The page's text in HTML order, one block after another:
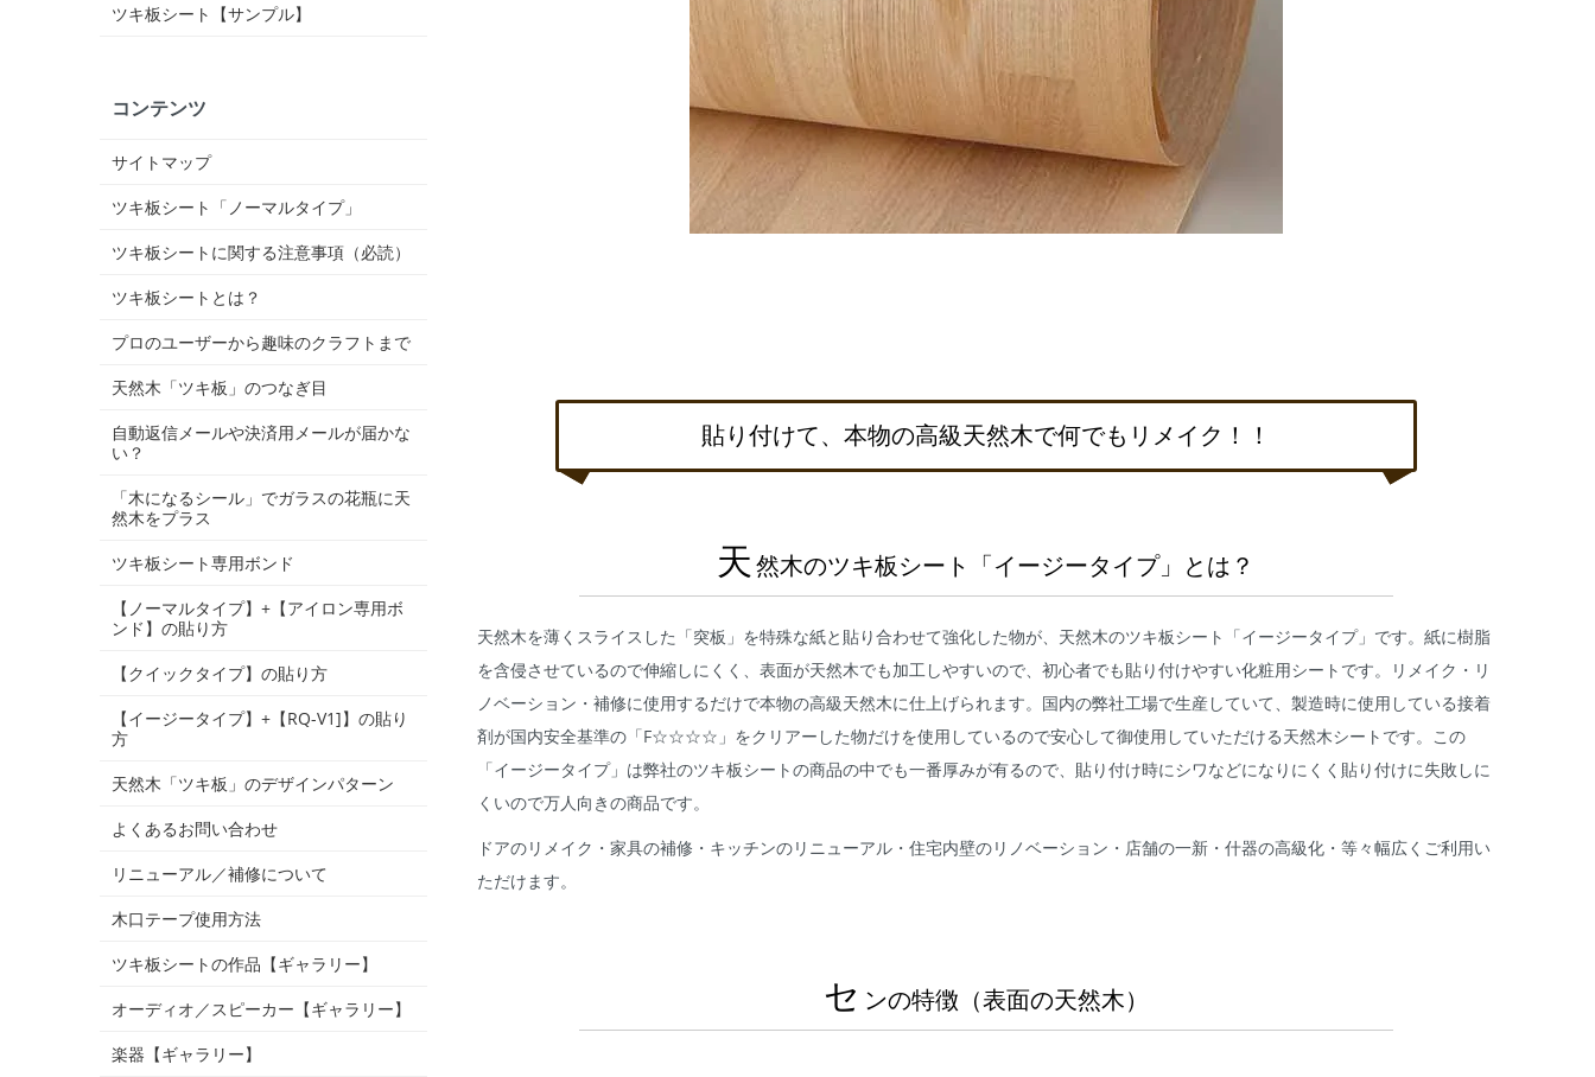
貼り付けて、本物の高級天然木で何でもリメイク！！
天 然木のツキ板シート「イージータイプ」とは？
天然木を薄くスライスした「突板」を特殊な紙と貼り合わせて強化した物が、天然木のツキ板シート「イージータイプ」です。紙に樹脂
を含侵させているので伸縮しにくく、表面が天然木でも加工しやすいので、初心者でも貼り付けやすい化粧用シートです。リメイク・リ
ノベーション・補修に使用するだけで本物の高級天然木に仕上げられます。国内の弊社工場で生産していて、製造時に使用している接着
剤が国内安全基準の「F☆☆☆☆」をクリアーした物だけを使用しているので安心して御使用していただける天然木シートです。この
「イージータイプ」は弊社のツキ板シートの商品の中でも一番厚みが有るので、貼り付け時にシワなどになりにくく貼り付けに失敗しに
くいので万人向きの商品です。
ドアのリメイク・家具の補修・キッチンのリニューアル・住宅内壁のリノベーション・店舗の一新・什器の高級化・等々幅広くご利用い
ただけます。
セ ンの特徴（表面の天然木）
ツキ板シート【サンプル】
コンテンツ
サイトマップ
ツキ板シート「ノーマルタイプ」
ツキ板シートに関する注意事項（必読）
ツキ板シートとは？
プロのユーザーから趣味のクラフトまで
天然木「ツキ板」のつなぎ目
自動返信メールや決済用メールが届かな
い？
「木になるシール」でガラスの花瓶に天
然木をプラス
ツキ板シート専用ボンド
【ノーマルタイプ】+【アイロン専用ボ
ンド】の貼り方
【クイックタイプ】の貼り方
【イージータイプ】+【RQ-V1]】の貼り
方
天然木「ツキ板」のデザインパターン
よくあるお問い合わせ
リニューアル／補修について
木口テープ使用方法
ツキ板シートの作品【ギャラリー】
オーディオ／スピーカー【ギャラリー】
楽器【ギャラリー】